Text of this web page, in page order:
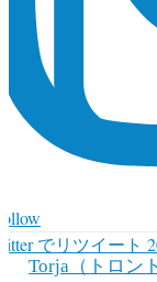
でリツイート
Torja（トロン